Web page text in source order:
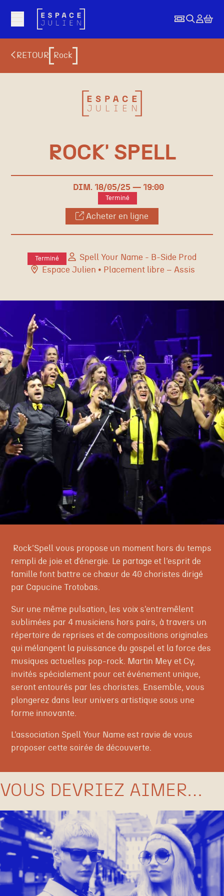
RETOUR Rock
ROCK' SPELL
DIM. 18/05/25 19:00
Terminé
Acheter en ligne
Terminé
Spell Your Name - B-Side Prod
Espace Julien • Placement libre – Assis
Rock’Spell vous propose un moment hors du temps
rempli de joie et d’énergie. Le partage et l’esprit de
famille font battre ce chœur de 40 choristes dirigé
par Capucine Trotobas.
Sur une même pulsation, les voix s’entremêlent
sublimées par 4 musiciens hors pairs, à travers un
répertoire de reprises et de compositions originales
qui mélangent la puissance du gospel et la force des
musiques actuelles pop-rock. Martin Mey et Cy,
invités spécialement pour cet événement unique,
seront entourés par les choristes. Ensemble, vous
plongerez dans leur univers artistique sous une
forme innovante.
L’association Spell Your Name est ravie de vous
proposer cette soirée de découverte.
VOUS DEVRIEZ AIMER…